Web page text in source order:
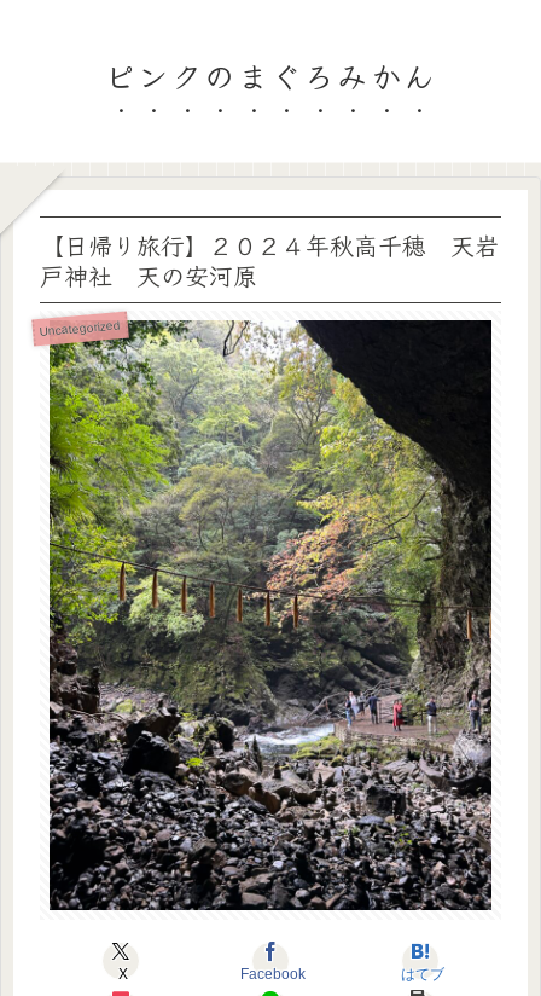
ピンクのまぐろみかん
【日帰り旅行】２０２４年秋高千穂 天岩
戸神社 天の安河原
Uncategorized
X Facebook はてブ